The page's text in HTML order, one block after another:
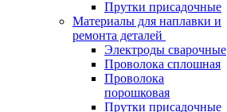
Прутки присадочные
Материалы для наплавки и
ремонта деталей
Электроды сварочные
Проволока сплошная
Проволока
порошковая
Прутки присадочные